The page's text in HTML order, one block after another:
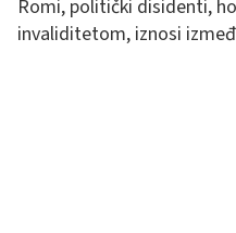
Romi, politički disidenti,
invaliditetom, iznosi